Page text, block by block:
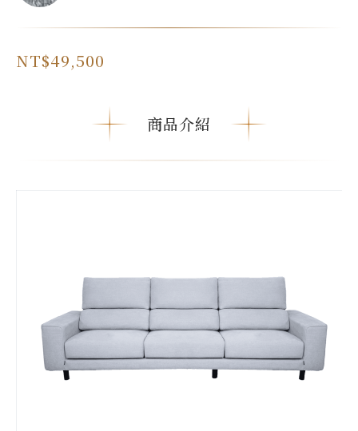
NT$49,500
商品介紹